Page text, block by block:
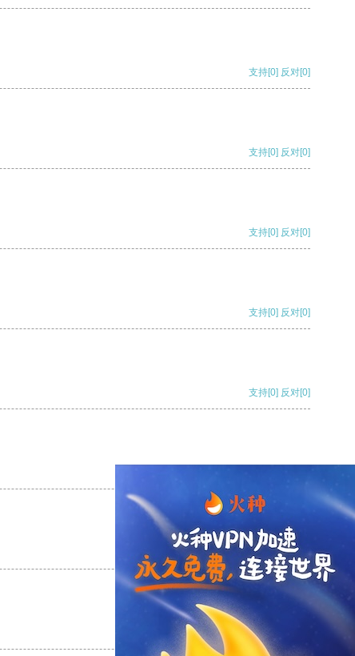
支持[0] 反对[0]
支持[0] 反对[0]
支持[0] 反对[0]
支持[0] 反对[0]
支持[0] 反对[0]
支持 [0] 反对 [0]
支持